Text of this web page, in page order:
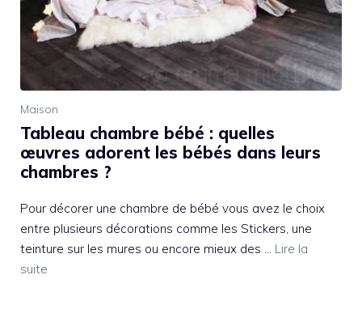
Maison
Tableau chambre bébé : quelles
œuvres adorent les bébés dans leurs
chambres ?
Pour décorer une chambre de bébé vous avez le choix
entre plusieurs décorations comme les Stickers, une
teinture sur les mures ou encore mieux des … Lire la
suite